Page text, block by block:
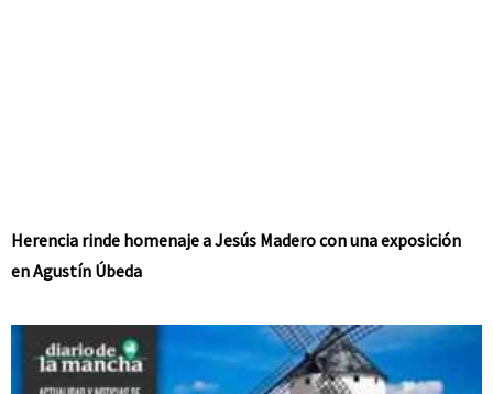
Herencia rinde homenaje a Jesús Madero con una exposición
en Agustín Úbeda